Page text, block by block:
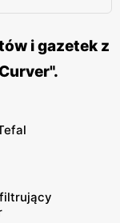
i gazetek z